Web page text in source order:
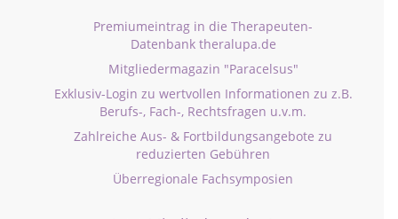
Premiumeintrag in die Therapeuten-
Datenbank theralupa.de
Mitgliedermagazin "Paracelsus"
Exklusiv-Login zu wertvollen Informationen zu z.B.
Berufs-, Fach-, Rechtsfragen u.v.m.
Zahlreiche Aus- & Fortbildungsangebote zu
reduzierten Gebühren
Überregionale Fachsymposien